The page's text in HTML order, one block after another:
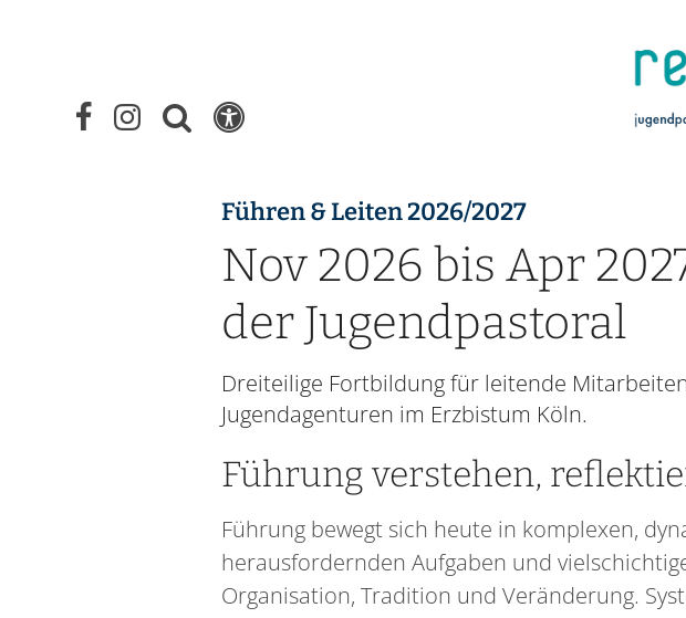
Führen & Leiten 2026/2027:
Nov 2026 bis Apr
der Jugendpastoral
Dreiteilige Fortbildung für leitende
Jugendagenturen im Erzbistum Köln.
Führung verstehen,
Führung bewegt sich heute in komplexen,
herausfordernden Aufgaben und
Organisation, Tradition und Veränderung.